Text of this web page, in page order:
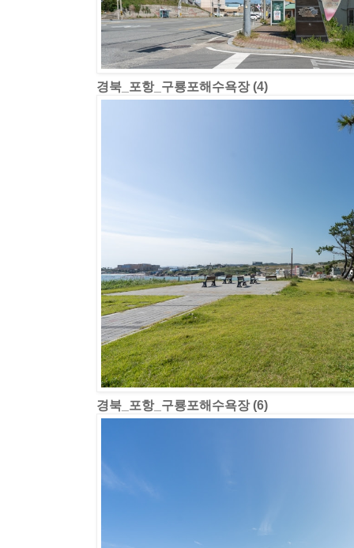
경북_포항_구룡포해수욕장 (4)
경북_포항_구룡포해수욕장 (6)